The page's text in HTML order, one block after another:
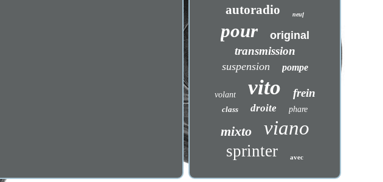
autoradio neuf
pour original
transmission
suspension pompe
volant vito frein
class droite phare
mixto viano
sprinter avec